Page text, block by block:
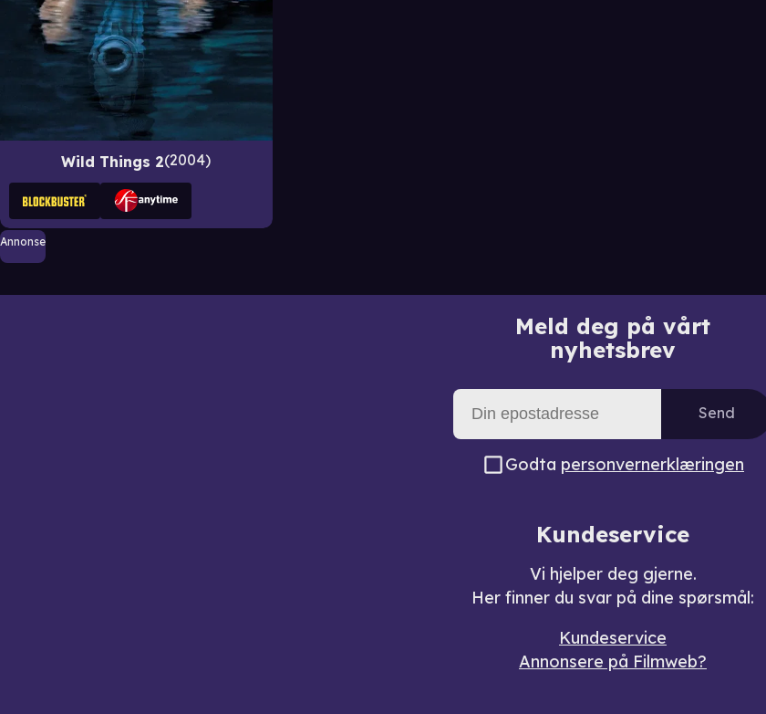
Wild Things 2 2004
Annonse
Meld deg på vårt
nyhetsbrev
Send
Godta personvernerklæringen
Kundeservice
Vi hjelper deg gjerne.
Her finner du svar på dine spørsmål:
Kundeservice
Annonsere på Filmweb?